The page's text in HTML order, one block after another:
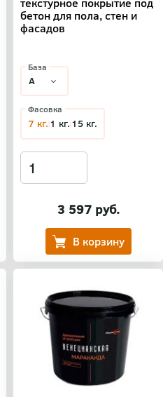
бетон для пола, стен и
фасадов
3 597 руб.
База
Фасовка
7 кг. 1 кг. 15 кг.